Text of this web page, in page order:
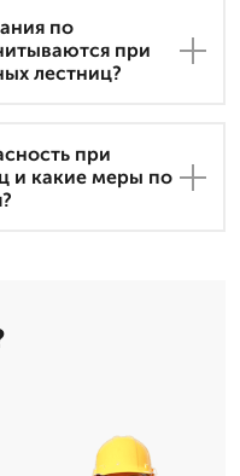
по
при
лестниц?
при
и какие меры по